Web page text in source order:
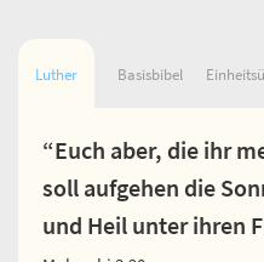
Luther Basisbibel
“Euch aber, die ihr
soll aufgehen die
und Heil unter ihren